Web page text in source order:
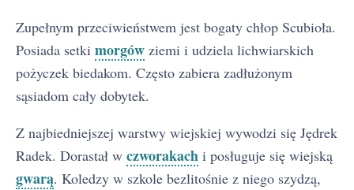
Zupełnym przeciwieństwem jest bogaty chłop Scubioła.
Posiada setki morgów ziemi i udziela lichwiarskich
pożyczek biedakom. Często zabiera zadłużonym
sąsiadom cały dobytek.
Z najbiedniejszej warstwy wiejskiej wywodzi się Jędrek
Radek. Dorastał w czworakach i posługuje się wiejską
gwarą. Koledzy w szkole bezlitośnie z niego szydzą,